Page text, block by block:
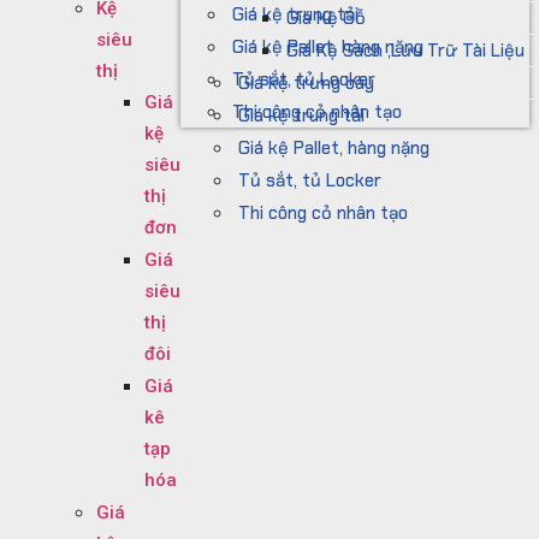
Giá kệ trung tải
Giá kệ Pallet, hàng nặng
Tủ sắt, tủ Locker
Thi công cỏ nhân tạo
Giá Kệ Gỗ
Giá Kệ Sách ,Lưu Trữ Tài Liệu
Giá kệ trưng bày
Giá kệ trung tải
Giá kệ Pallet, hàng nặng
Tủ sắt, tủ Locker
Thi công cỏ nhân tạo
Kệ
siêu
thị
Giá
kệ
siêu
thị
đơn
Giá
siêu
thị
đôi
Giá
kê
tạp
hóa
Giá